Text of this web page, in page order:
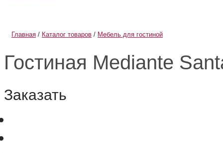
Главная / Каталог товаров / Мебель для гостиной
Гостиная Mediante
Заказать